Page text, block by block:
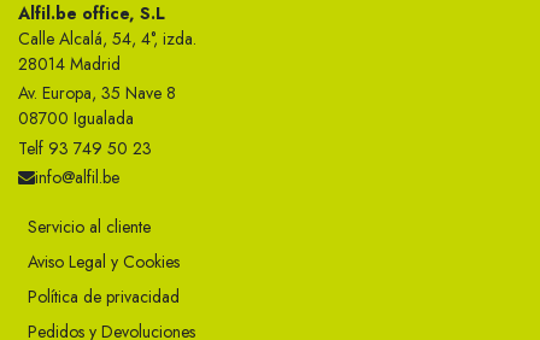
Alfil.be office, S.L
Calle Alcalá, 54, 4°, izda.
28014 Madrid
Av. Europa, 35 Nave 8
08700 Igualada
Telf 93 749 50 23
info@alfil.be
Servicio al cliente
Aviso Legal y Cookies
Política de privacidad
Pedidos y Devoluciones